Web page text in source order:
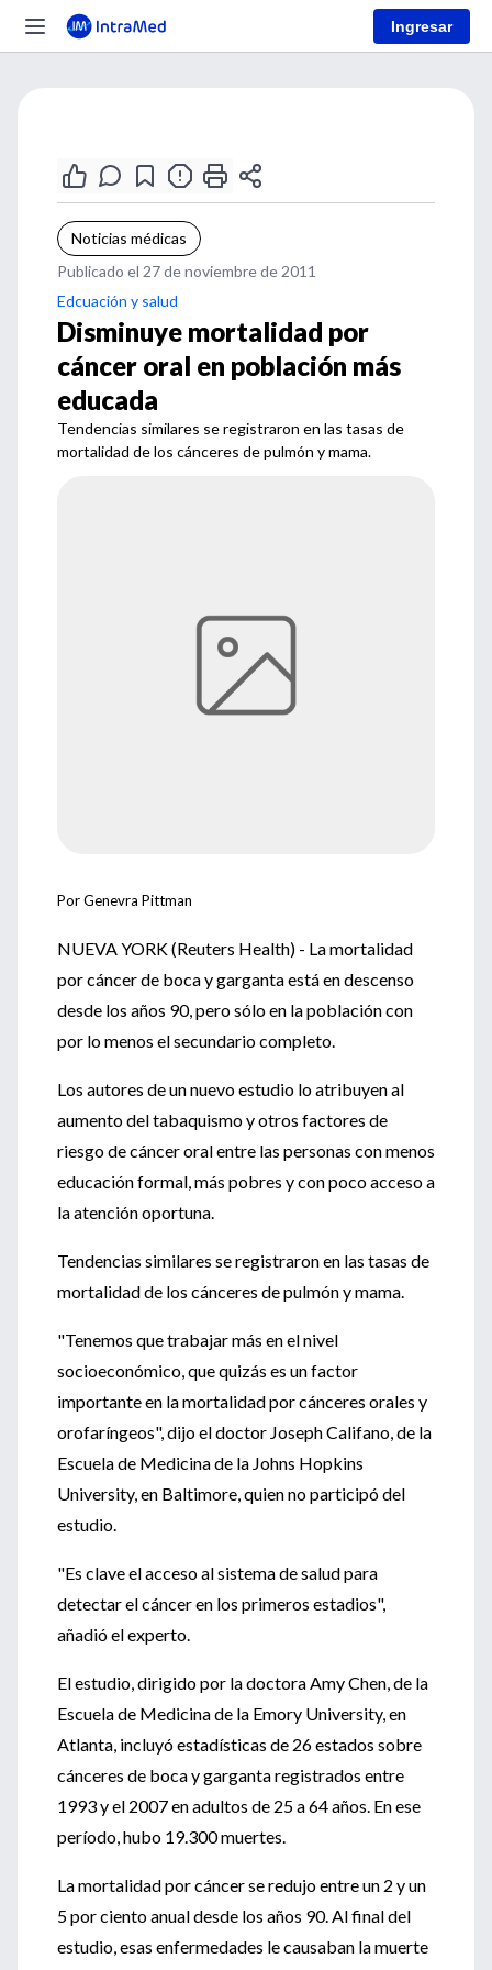
Ingresar
Noticias médicas
Publicado el 27 de noviembre de 2011
Edcuación y salud
Disminuye mortalidad por
cáncer oral en población más
educada
Tendencias similares se registraron en las tasas de
mortalidad de los cánceres de pulmón y mama.
Por Genevra Pittman
NUEVA YORK (Reuters Health) - La mortalidad
por cáncer de boca y garganta está en descenso
desde los años 90, pero sólo en la población con
por lo menos el secundario completo.
Los autores de un nuevo estudio lo atribuyen al
aumento del tabaquismo y otros factores de
riesgo de cáncer oral entre las personas con menos
educación formal, más pobres y con poco acceso a
la atención oportuna.
Tendencias similares se registraron en las tasas de
mortalidad de los cánceres de pulmón y mama.
"Tenemos que trabajar más en el nivel
socioeconómico, que quizás es un factor
importante en la mortalidad por cánceres orales y
orofaríngeos", dijo el doctor Joseph Califano, de la
Escuela de Medicina de la Johns Hopkins
University, en Baltimore, quien no participó del
estudio.
"Es clave el acceso al sistema de salud para
detectar el cáncer en los primeros estadios",
añadió el experto.
El estudio, dirigido por la doctora Amy Chen, de la
Escuela de Medicina de la Emory University, en
Atlanta, incluyó estadísticas de 26 estados sobre
cánceres de boca y garganta registrados entre
1993 y el 2007 en adultos de 25 a 64 años. En ese
período, hubo 19.300 muertes.
La mortalidad por cáncer se redujo entre un 2 y un
5 por ciento anual desde los años 90. Al final del
estudio, esas enfermedades le causaban la muerte